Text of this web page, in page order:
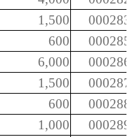
1,500
000283
600
000285
6,000
000286
1,500
000287
600
000288
1,000
000289